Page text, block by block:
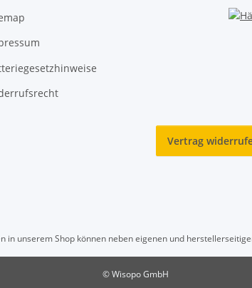
Vertrag
in unserem Shop können neben eigenen und
© Wisopo GmbH